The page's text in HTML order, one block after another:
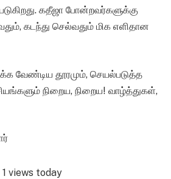
கதீஜா போன்றவர்களுக்கு
கடந்து செல்வதும் மிக எளிதான
வேண்டிய தூரமும், செயல்படுத்த
நிறைய, நிறைய! வாழ்த்துகள்,
1 views today